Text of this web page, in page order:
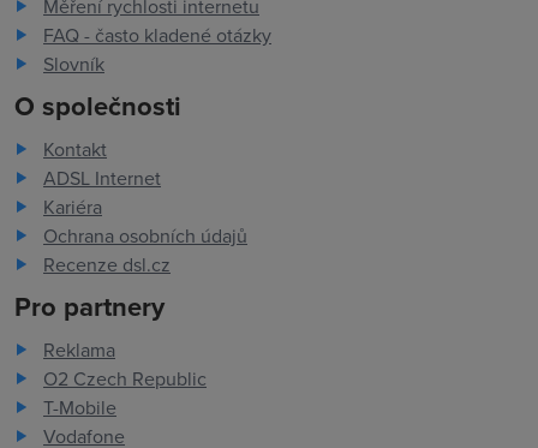
Měření rychlosti internetu
FAQ - často kladené otázky
Slovník
O společnosti
Kontakt
ADSL Internet
Kariéra
Ochrana osobních údajů
Recenze dsl.cz
Pro partnery
Reklama
O2 Czech Republic
T-Mobile
Vodafone